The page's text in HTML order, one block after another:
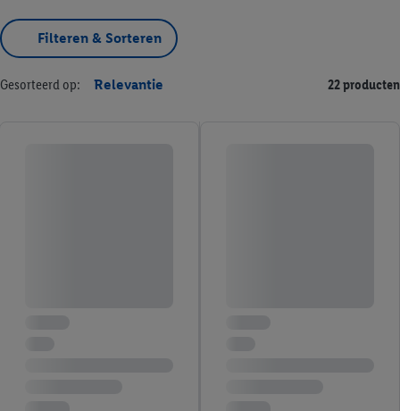
Filteren & Sorteren
Gesorteerd op: Relevantie 22 producten